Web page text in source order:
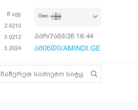
8 აგვ
2.6210
3.0212
3.2024
Geo
პარ/7აგვ/26 16:44:02
ამინდი/AMINDI.GE